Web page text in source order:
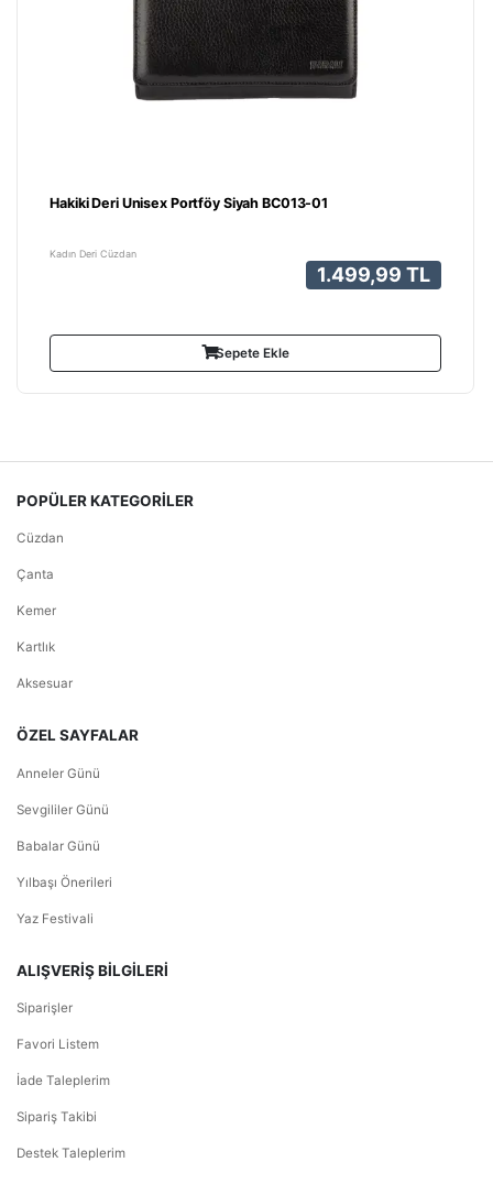
Hakiki Deri Unisex Portföy Siyah BC013-01
Kadın Deri Cüzdan
1.499,99 TL
Sepete Ekle
POPÜLER KATEGORİLER
Cüzdan
Çanta
Kemer
Kartlık
Aksesuar
ÖZEL SAYFALAR
Anneler Günü
Sevgililer Günü
Babalar Günü
Yılbaşı Önerileri
Yaz Festivali
ALIŞVERİŞ BİLGİLERİ
Siparişler
Favori Listem
İade Taleplerim
Sipariş Takibi
Destek Taleplerim